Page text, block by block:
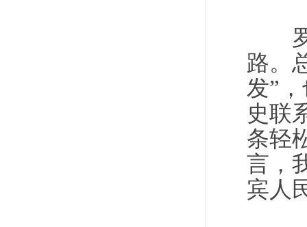
罗
路。
发”
史联
条轻
言，
宾人